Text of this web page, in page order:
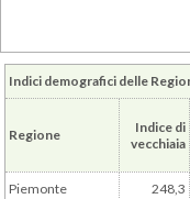
Indici demografici delle
Regione
Indice di
vecchiaia
Piemonte
248,3